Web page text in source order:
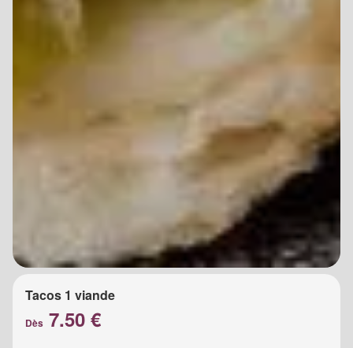
Tacos 1 viande
Dès 7.50 €